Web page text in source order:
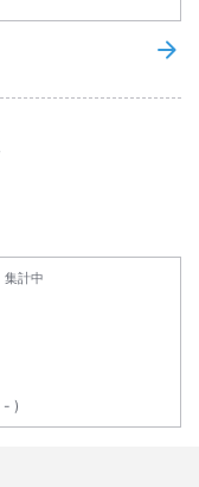
集計中
-